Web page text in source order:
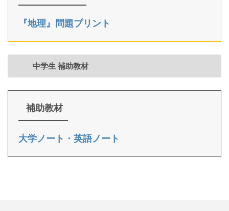
『地理』問題プリント
中学生 補助教材
補助教材
大学ノート・英語ノート